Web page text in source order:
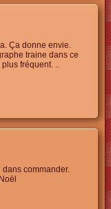
Ça donne envie.
traine dans ce
fréquent. ..
dans commander.